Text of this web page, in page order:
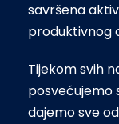
savršena
produktivnog
Tijekom svih
posvećujemo
dajemo sve